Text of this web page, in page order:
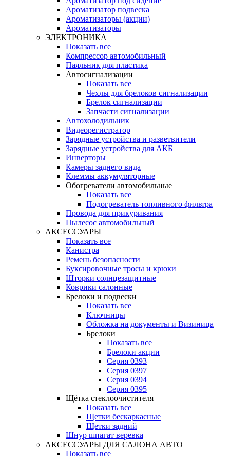
Ароматизатор подвеска
Ароматизаторы (акции)
Ароматизаторы
ЭЛЕКТРОНИКА
Показать все
Компрессор автомобильный
Паяльник для пластика
Автосигнализации
Показать все
Чехлы для брелоков сигнализации
Брелок сигнализации
Запчасти сигнализации
Автохолодильник
Видеорегистратор
Зарядные устройства и разветвители
Зарядные устройства для АКБ
Инверторы
Камеры заднего вида
Клеммы аккумуляторные
Обогреватели автомобильные
Показать все
Подогреватель топливного фильтра
Провода для прикуривания
Пылесос автомобильный
АКСЕССУАРЫ
Показать все
Канистра
Ремень безопасности
Буксировочные тросы и крюки
Шторки солнцезащитные
Коврики салонные
Брелоки и подвески
Показать все
Ключницы
Обложка на документы и Визиница
Брелоки
Показать все
Брелоки акции
Серия 0393
Серия 0397
Серия 0394
Серия 0395
Щётка стеклоочистителя
Показать все
Щетки бескаркасные
Щетки задний
Шнур шпагат веревка
АКСЕССУАРЫ ДЛЯ САЛОНА АВТО
Показать все